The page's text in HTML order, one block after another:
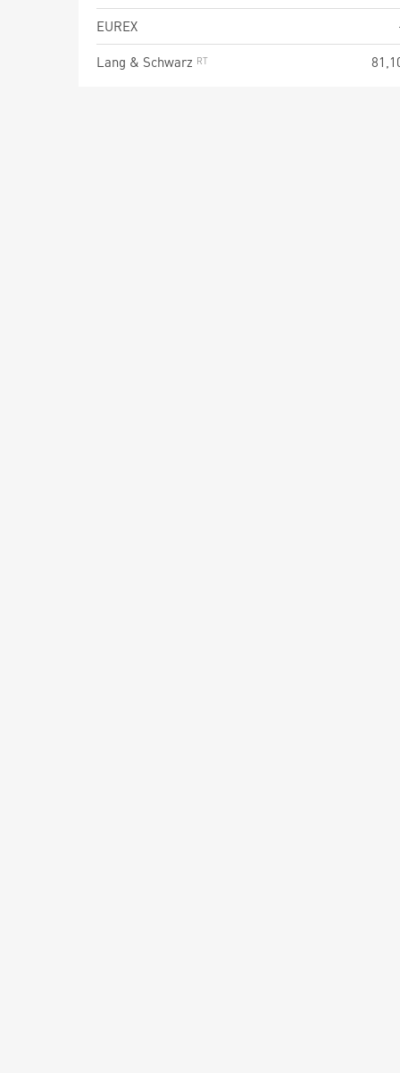
EUREX
Lang & Schwarz